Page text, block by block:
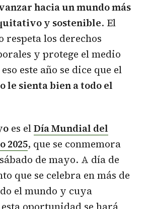
hacia un mundo más
y sostenible. El
respeta los derechos
y protege el medio
este año se dice que el
le sienta bien a todo el
es elDía Mundial del
2025, que se conmemora
de mayo. A día de
que se celebra en más de
el mundo y cuya